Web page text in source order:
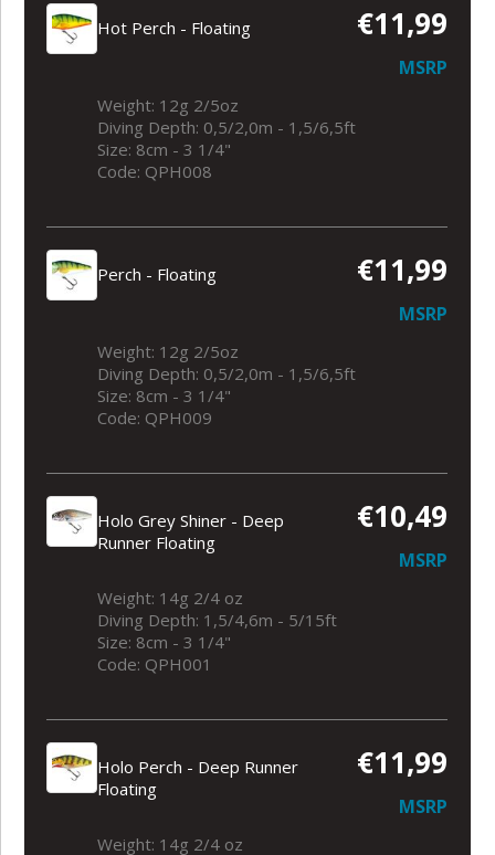
Hot Perch - Floating €11,99
MSRP
Weight: 12g 2/5oz
Diving Depth: 0,5/2,0m - 1,5/6,5ft
Size: 8cm - 3 1/4"
Code: QPH008
Perch - Floating €11,99
MSRP
Weight: 12g 2/5oz
Diving Depth: 0,5/2,0m - 1,5/6,5ft
Size: 8cm - 3 1/4"
Code: QPH009
Holo Grey Shiner - Deep
Runner Floating
€10,49
MSRP
Weight: 14g 2/4 oz
Diving Depth: 1,5/4,6m - 5/15ft
Size: 8cm - 3 1/4"
Code: QPH001
Holo Perch - Deep Runner
Floating
€11,99
MSRP
Weight: 14g 2/4 oz